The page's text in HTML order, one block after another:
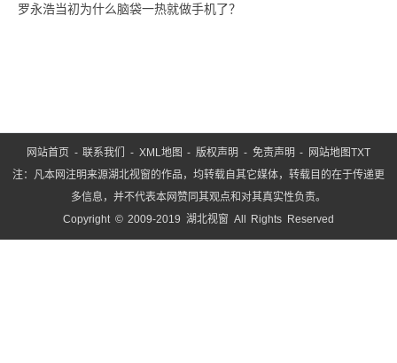
罗永浩当初为什么脑袋一热就做手机了？
网站首页 -联系我们 - XML地图 -版权声明 - 免责声明 - 网站地图TXT
注：凡本网注明来源湖北视窗的作品，均转载自其它媒体，转载目的在于传递更
多信息，并不代表本网赞同其观点和对其真实性负责。
Copyright © 2009-2019 湖北视窗 All Rights Reserved